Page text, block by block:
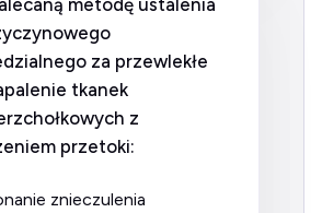
metodę ustalenia
za przewlekłe
tkanek
z
przetoki: